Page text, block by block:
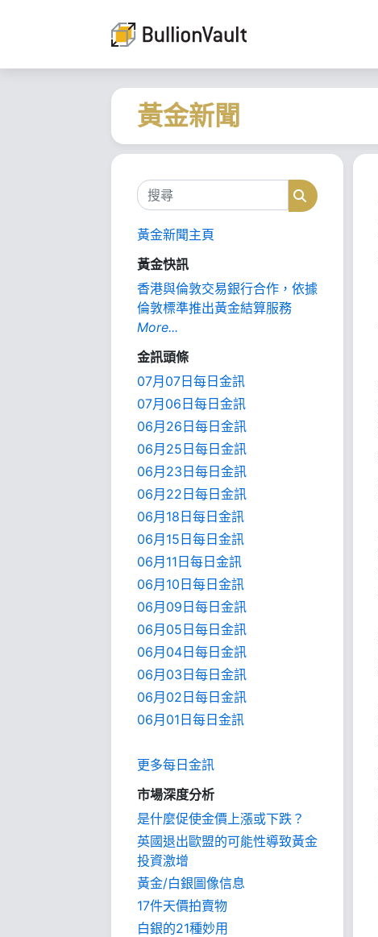
黃金新聞
搜尋 搜尋
黃金新聞主頁
黃金快訊
香港與倫敦交易銀行合作，依據
倫敦標準推出黃金結算服務
More...
金訊頭條
07月07日每日金訊
07月06日每日金訊
06月26日每日金訊
06月25日每日金訊
06月23日每日金訊
06月22日每日金訊
06月18日每日金訊
06月15日每日金訊
06月11日每日金訊
06月10日每日金訊
06月09日每日金訊
06月05日每日金訊
06月04日每日金訊
06月03日每日金訊
06月02日每日金訊
06月01日每日金訊
更多每日金訊
市場深度分析
是什麼促使金價上漲或下跌？
英國退出歐盟的可能性導致黃金
投資激增
黃金/白銀圖像信息
17件天價拍賣物
白銀的21種妙用